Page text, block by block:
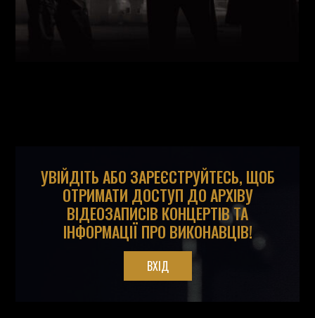
УВІЙДІТЬ АБО ЗАРЕЄСТРУЙТЕСЬ, ЩОБ
ОТРИМАТИ ДОСТУП ДО АРХІВУ
ВІДЕОЗАПИСІВ КОНЦЕРТІВ ТА
ІНФОРМАЦІЇ ПРО ВИКОНАВЦІВ!
ВХІД